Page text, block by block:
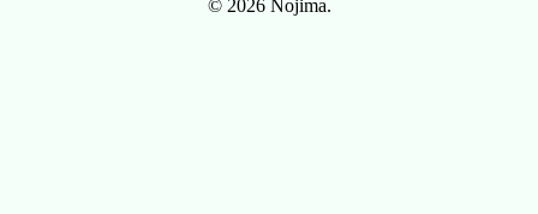
© 2026 Nojima.